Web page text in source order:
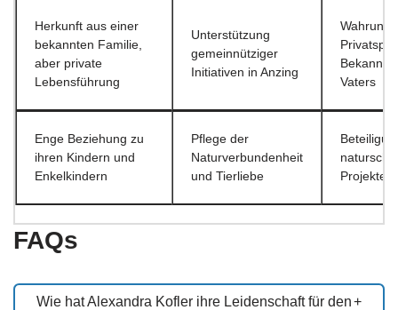
Herkunft aus einer
bekannten Familie,
aber private
Lebensführung
Unterstützung
gemeinnütziger
Initiativen in Anzing
Wahrung
Vaters
Enge Beziehung zu
ihren Kindern und
Enkelkindern
Pflege der
Naturverbundenheit
und Tierliebe
Projekten
FAQs
Wie hat Alexandra Kofler ihre Leidenschaft für den